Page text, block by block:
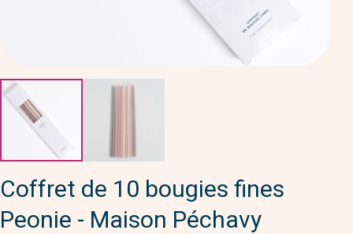
Coffret de 10 bougies fines
Peonie - Maison Péchavy